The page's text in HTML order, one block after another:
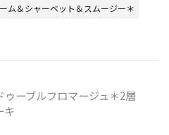
ム＆シャーベット＆スムージー＊
ゥーブルフロマージュ＊2層
キ